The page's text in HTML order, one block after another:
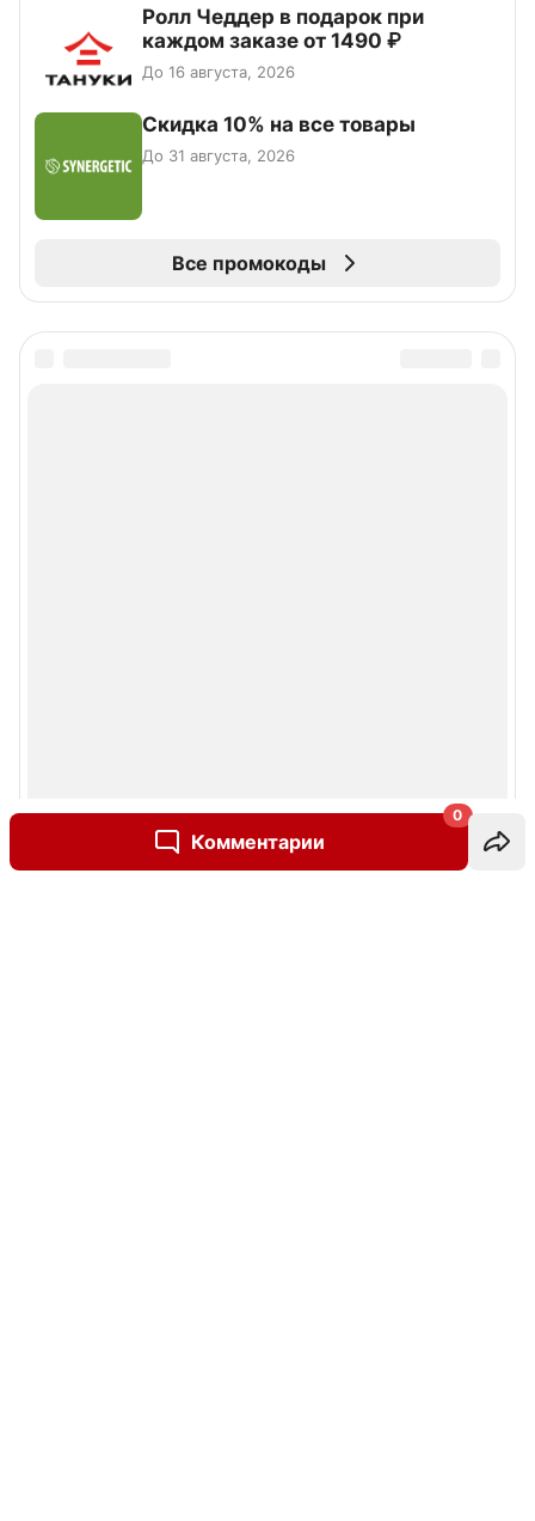
Комментарии
0
Ролл Чеддер в подарок при
каждом заказе от 1490 ₽
До 16 августа, 2026
Скидка 10% на все товары
До 31 августа, 2026
Все промокоды